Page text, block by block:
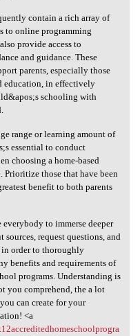
contain a rich array of
to online programming
provide access to
and guidance. These
parents, especially those
education, in effectively
schooling with
range or learning amount of
essential to conduct
choosing a home-based
Prioritize those that have been
benefit to both parents
to immerse deeper
sources, request questions, and
order to thoroughly
benefits and requirements of
programs. Understanding is
you comprehend, the a lot
can create for your
<a